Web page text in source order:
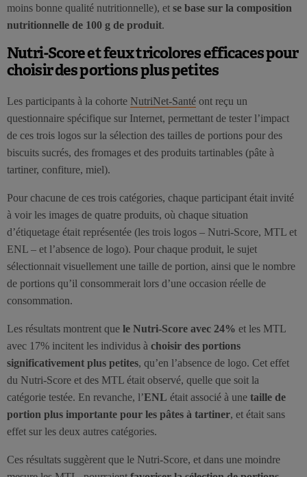
moins bonne qualité nutritionnelle), et se base sur la composition
nutritionnelle de 100 g de produit.
Nutri-Score et feux tricolores efficaces pour
choisir des portions plus petites
Les participants à la cohorte NutriNet-Santé ont reçu un
questionnaire spécifique sur Internet, permettant de tester l’impact
de ces trois logos sur la sélection des tailles de portions pour des
biscuits sucrés, des fromages et des produits tartinables (pâte à
tartiner, confiture, miel).
Pour chacune de ces trois catégories, chaque participant était invité
à voir les images de quatre produits, où chaque situation
d’étiquetage était représentée (les trois logos – Nutri-Score, MTL et
ENL – et l’absence de logo). Pour chaque produit, le sujet
sélectionnait visuellement une taille de portion, ainsi que le nombre
de portions qu’il consommerait lors d’une occasion réelle de
consommation.
Les résultats montrent que le Nutri-Score avec 24% et les MTL
avec 17% incitent les individus à choisir des portions
significativement plus petites, qu’en l’absence de logo. Cet effet
du Nutri-Score et des MTL était observé, quelle que soit la
catégorie testée. En revanche, l’ENL était associé à une taille de
portion plus importante pour les pâtes à tartiner, et était sans
effet sur les deux autres catégories.
Ces résultats suggèrent que le Nutri-Score, et dans une moindre